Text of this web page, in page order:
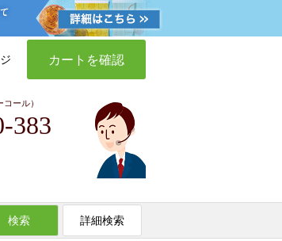
カートを確認
ール）
383
検索 詳細検索